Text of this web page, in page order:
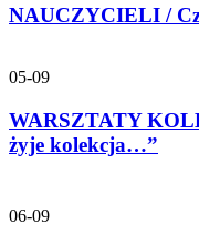
NAUCZYCIELI /
05-09
WARSZTATY
żyje kolekcja…”
06-09